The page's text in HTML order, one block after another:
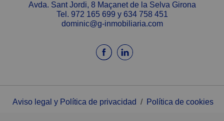
Avda. Sant Jordi, 8 Maçanet de la Selva Girona
Tel. 972 165 699 y 634 758 451
dominic@g-inmobiliaria.com
Aviso legal y Política de privacidad / Política de cookies